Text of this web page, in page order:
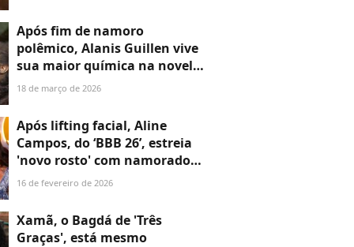
Após fim de namoro
polêmico, Alanis Guillen vive
sua maior química na novela
'Três Graças'; Lorena e
18 de março de 2026
Após lifting facial, Aline
Campos, do ‘BBB 26’, estreia
'novo rosto' com namorado
deputado na Sapucaí. Veja
16 de fevereiro de 2026
Xamã, o Bagdá de 'Três
Graças', está mesmo